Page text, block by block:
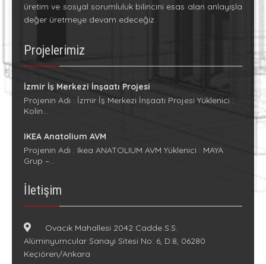
üretim ve sosyal sorumluluk bilincini esas alan anlayışla
değer üretmeye devam edeceğiz.
Projelerimiz
İzmir İş Merkezi İnşaatı Projesi
Projenin Adı : İzmir İş Merkezi İnşaatı Projesi Yüklenici :
Kolin…
IKEA Anatolium AVM
Projenin Adı : Ikea ANATOLIUM AVM Yüklenici : MAYA
Grup –…
İletişim
Ovacık Mahallesi 2042 Cadde S.S.
Alüminyumcular Sanayi Sitesi No: 6, D:8, 06280
Keçiören/Ankara